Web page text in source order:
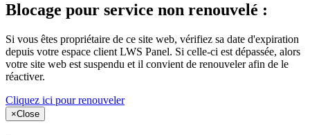
Blocage pour service non renouvelé :
Si vous êtes propriétaire de ce site web, vérifiez sa date d'expiration
depuis votre espace client LWS Panel. Si celle-ci est dépassée, alors
votre site web est suspendu et il convient de renouveler afin de le
réactiver.
Cliquez ici pour renouveler
×Close